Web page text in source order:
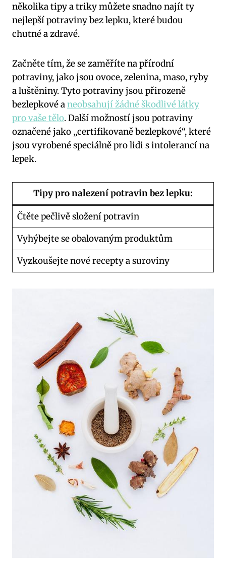
několika tipy a triky můžete snadno najít ty
nejlepší potraviny bez lepku, které budou
chutné a zdravé.
Začněte tím, že se zaměříte na přírodní
potraviny, jako jsou ovoce, zelenina, maso, ryby
a luštěniny. Tyto potraviny jsou přirozeně
bezlepkové aneobsahují žádné škodlivé látky
pro vaše tělo. Další možností jsou potraviny
označené jako „certifikovaně bezlepkové“, které
jsou vyrobené speciálně pro lidi s intolerancí na
lepek.
Tipy pro nalezení potravin bez lepku:
Čtěte pečlivě složení potravin
Vyhýbejte se obalovaným produktům
Vyzkoušejte nové recepty a suroviny